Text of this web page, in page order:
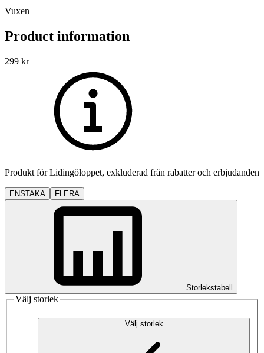
Vuxen
Product information
299 kr
Produkt förLidingöloppet, exkluderad från rabatter och erbjudanden
ENSTAKA FLERA
Storlekstabell
Välj storlek
Välj storlek